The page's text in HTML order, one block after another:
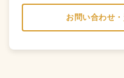
お問い合わせ